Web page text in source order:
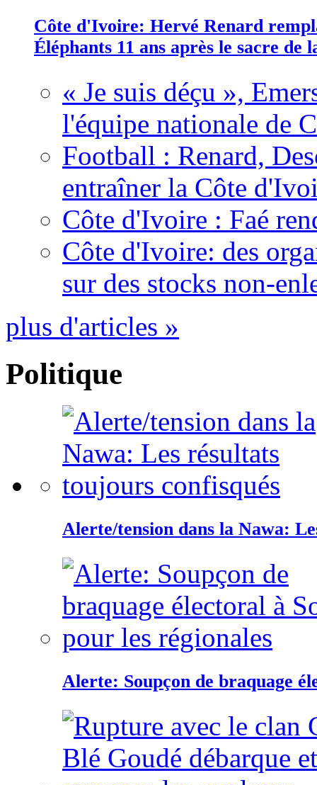
Côte d'Ivoire: Hervé Renard
Éléphants 11 ans après le sacre de
« Je suis déçu »,
l'équipe nationale de
Football : Renard,
entraîner la Côte
Côte d'Ivoire : Faé
Côte d'Ivoire: des
sur des stocks non-
plus d'articles »
Politique
Alerte/tension dans la Nawa:
Alerte: Soupçon de braquage